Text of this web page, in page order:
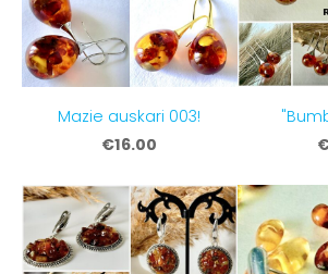
Mazie auskari 003!
€16.00